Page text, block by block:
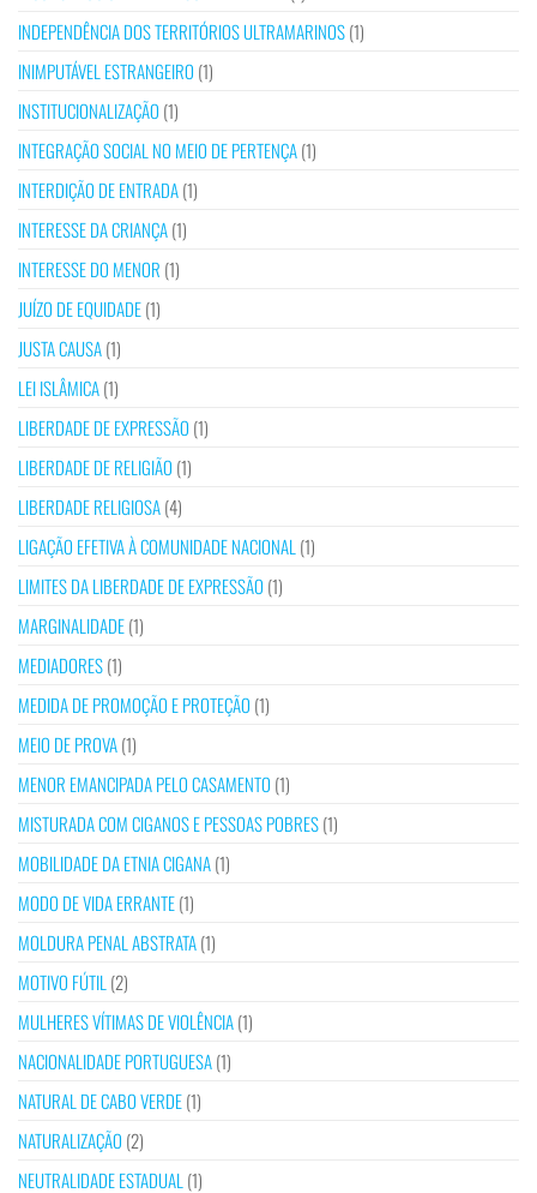
INDEPENDÊNCIA DOS TERRITÓRIOS ULTRAMARINOS(1)
INIMPUTÁVEL ESTRANGEIRO (1)
INSTITUCIONALIZAÇÃO (1)
INTEGRAÇÃO SOCIAL NO MEIO DE PERTENÇA(1)
INTERDIÇÃO DE ENTRADA(1)
INTERESSE DA CRIANÇA(1)
INTERESSE DO MENOR (1)
JUÍZO DE EQUIDADE(1)
JUSTA CAUSA(1)
LEI ISLÂMICA(1)
LIBERDADE DE EXPRESSÃO (1)
LIBERDADE DE RELIGIÃO (1)
LIBERDADE RELIGIOSA(4)
LIGAÇÃO EFETIVA À COMUNIDADE NACIONAL (1)
LIMITES DA LIBERDADE DE EXPRESSÃO (1)
MARGINALIDADE(1)
MEDIADORES(1)
MEDIDA DE PROMOÇÃO E PROTEÇÃO (1)
MEIO DE PROVA(1)
MENOR EMANCIPADA PELO CASAMENTO (1)
MISTURADA COM CIGANOS E PESSOAS POBRES(1)
MOBILIDADE DA ETNIA CIGANA(1)
MODO DE VIDA ERRANTE(1)
MOLDURA PENAL ABSTRATA(1)
MOTIVO FÚTIL (2)
MULHERES VÍTIMAS DE VIOLÊNCIA(1)
NACIONALIDADE PORTUGUESA(1)
NATURAL DE CABO VERDE(1)
NATURALIZAÇÃO (2)
NEUTRALIDADE ESTADUAL (1)